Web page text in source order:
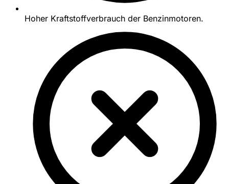
Hoher Kraftstoffverbrauch der Benzinmotoren.